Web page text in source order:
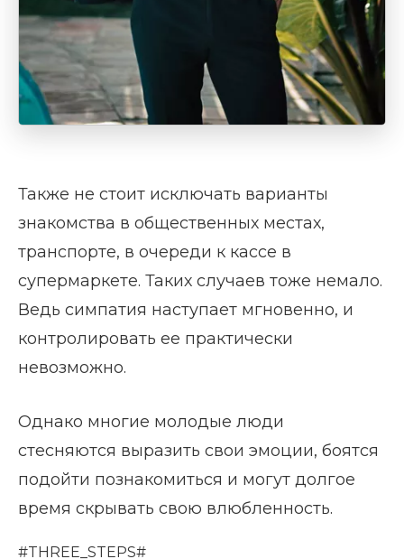
Также не стоит исключать варианты
знакомства в общественных местах,
транспорте, в очереди к кассе в
супермаркете. Таких случаев тоже немало.
Ведь симпатия наступает мгновенно, и
контролировать ее практически
невозможно.
Однако многие молодые люди
стесняются выразить свои эмоции, боятся
подойти познакомиться и могут долгое
время скрывать свою влюбленность.
#THREE_STEPS#